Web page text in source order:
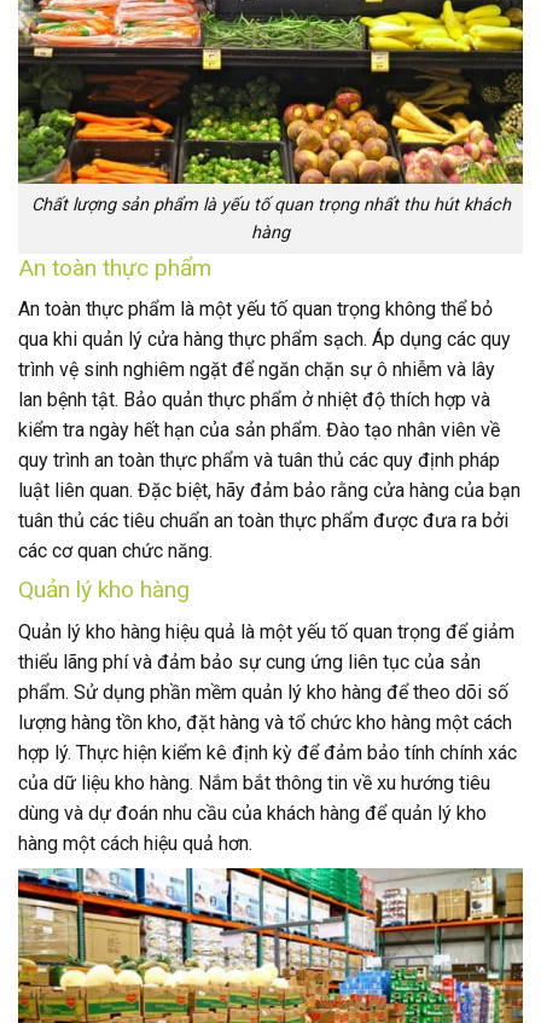
Chất lượng sản phẩm là yếu tố quan trọng nhất thu hút khách
hàng
An toàn thực phẩm
An toàn thực phẩm là một yếu tố quan trọng không thể bỏ
qua khi quản lý cửa hàng thực phẩm sạch. Áp dụng các quy
trình vệ sinh nghiêm ngặt để ngăn chặn sự ô nhiễm và lây
lan bệnh tật. Bảo quản thực phẩm ở nhiệt độ thích hợp và
kiểm tra ngày hết hạn của sản phẩm. Đào tạo nhân viên về
quy trình an toàn thực phẩm và tuân thủ các quy định pháp
luật liên quan. Đặc biệt, hãy đảm bảo rằng cửa hàng của bạn
tuân thủ các tiêu chuẩn an toàn thực phẩm được đưa ra bởi
các cơ quan chức năng.
Quản lý kho hàng
Quản lý kho hàng hiệu quả là một yếu tố quan trọng để giảm
thiểu lãng phí và đảm bảo sự cung ứng liên tục của sản
phẩm. Sử dụng phần mềm quản lý kho hàng để theo dõi số
lượng hàng tồn kho, đặt hàng và tổ chức kho hàng một cách
hợp lý. Thực hiện kiểm kê định kỳ để đảm bảo tính chính xác
của dữ liệu kho hàng. Nắm bắt thông tin về xu hướng tiêu
dùng và dự đoán nhu cầu của khách hàng để quản lý kho
hàng một cách hiệu quả hơn.